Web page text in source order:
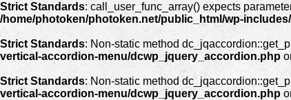
Strict Standards: call_user_func_array() expects
/home/photoken/photoken.net/public_html/wp-
Strict Standards: Non-static method
vertical-accordion-menu/dcwp_jquery_accordion.php
Strict Standards: Non-static method
vertical-accordion-menu/dcwp_jquery_accordion.php